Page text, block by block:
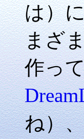
は）
まざ
作っ
ね）